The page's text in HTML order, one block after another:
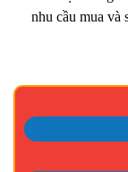
nhu cầu mua và